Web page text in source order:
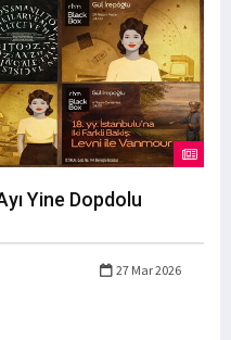
Yine Dopdolu
27 Mar 2026